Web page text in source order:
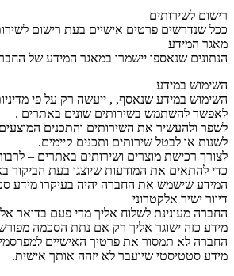
רישום לשירותים
ככל שנדרשים פרטים אישיים בעת רישום
מאגר המידע
הנתונים שנאספו יישמרו במאגר המידע של
השימוש במידע
השימוש במידע שנאסף, , ייעשה רק על פי
לאפשר להשתמש בשירותים שונים באתרים .
לשפר ולהעשיר את השירותים והתכנים
לשנות או לבטל שירותים ותכנים קיימים.
לצורך רכישת מוצרים ושירותים באתרים –
כדי להתאים את המודעות שיוצגו בעת הביקור
המידע שישמש את החברה יהיה בעיקרו מידע
דיוור ישיר אלקטרוני
החברה מעונינת לשלוח אליך מדי פעם בדואר
מידע כזה ישוגר אליך רק אם נתת הסכמה
החברה לא תמסור את פרטיך האישיים
מידע סטטיסטי שיועבר לא יזהה אותך אישית.